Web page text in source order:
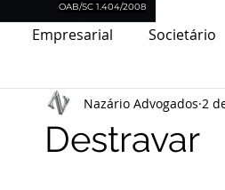
OAB/SC 1.404/2008
Empresarial Societário
Imobiliário Ambiental
Destravar
Nazário Advogados 2